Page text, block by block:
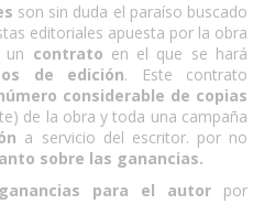
son sin duda el paraíso buscado
editoriales apuesta por la obra
un contrato en el que se hará
de edición. Este contrato
considerable de copias
de la obra y toda una campaña
a servicio del escritor. por no
sobre las ganancias.
ganancias para el autorpor